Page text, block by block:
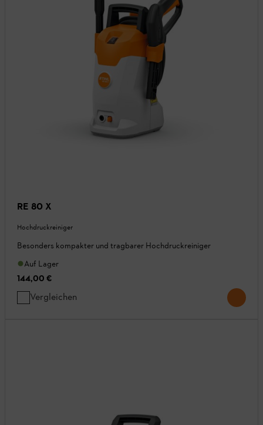
RE 80 X
Hochdruckreiniger
Besonders kompakter und tragbarer Hochdruckreiniger
Auf Lager
144,00 €
Vergleichen